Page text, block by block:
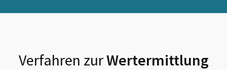
Verfahren zurWertermittlung